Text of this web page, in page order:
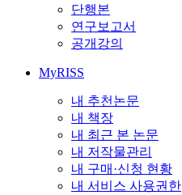
단행본
연구보고서
공개강의
MyRISS
내 추천논문
내 책장
내 최근 본 논문
내 저작물관리
내 구매·신청 현황
내 서비스 사용권한